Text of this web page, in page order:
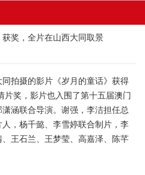
奖，全片在山西大同取景
拍摄的影片《岁月的童话》获得
奖，影片也入围了第十五届澳门
涵联合导演。谢强，李洁担任总
，杨千懿、李雪婷联合制片，李
王石兰、王梦莹、高嘉泽、陈芊